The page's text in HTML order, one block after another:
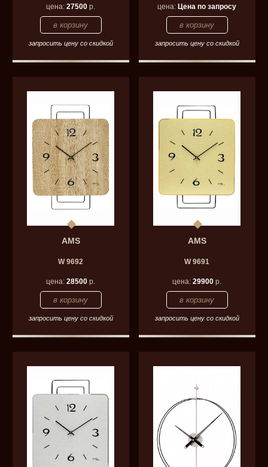
цена:27500 р.
запросить цену со скидкой
цена:Цена по запросу
запросить цену со скидкой
AMS
W 9692
цена:28500 р.
запросить цену со скидкой
AMS
W 9691
цена:29900 р.
запросить цену со скидкой